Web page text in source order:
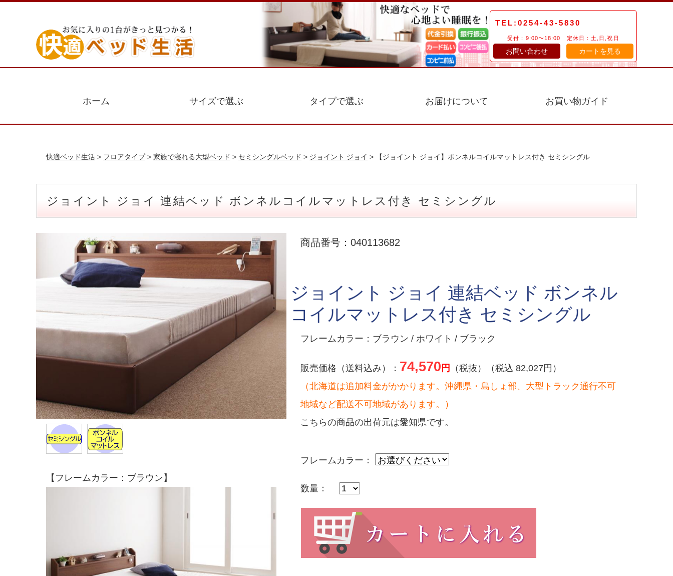
TEL:0254-43-5830
受付：9:00〜18:00 定休日：土,日,祝日
お問い合わせ カートを見る
ホーム サイズで選ぶ タイプで選ぶ お届けについて お買い物ガイド
快適ベッド生活 > フロアタイプ> 家族で寝れる大型ベッド > セミシングルベッド > ジョイント ジョイ > 【ジョイント ジョイ】ボンネルコイルマットレス付き セミシングル
ジョイント ジョイ 連結ベッド ボンネルコイルマットレス付き セミシングル
【フレームカラー：ブラウン】
商品番号：040113682
ジョイント ジョイ 連結ベッド ボンネル
コイルマットレス付き セミシングル
フレームカラー：ブラウン / ホワイト / ブラック
販売価格（送料込み）： 74,570 円
（税抜）（税込 82,027円）
（北海道は追加料金がかかります。沖縄県・島しょ部、大型トラック通行不可
地域など配送不可地域があります。）
こちらの商品の出荷元は愛知県です。
フレームカラー：
数量：